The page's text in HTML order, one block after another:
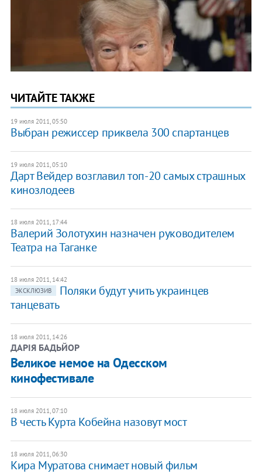
ЧИТАЙТЕ ТАКЖЕ
19 июля 2011, 05:50
Выбран режиссер приквела 300 спартанцев
19 июля 2011, 05:10
Дарт Вейдер возглавил топ-20 самых страшных
кинозлодеев
18 июля 2011, 17:44
Валерий Золотухин назначен руководителем
Театра на Таганке
18 июля 2011, 14:42
ЭКСКЛЮЗИВ
Поляки будут учить украинцев
танцевать
18 июля 2011, 14:26
ДАРІЯ БАДЬЙОР
Великое немое на Одесском
кинофестивале
18 июля 2011, 07:10
В честь Курта Кобейна назовут мост
18 июля 2011, 06:30
Кира Муратова снимает новый фильм